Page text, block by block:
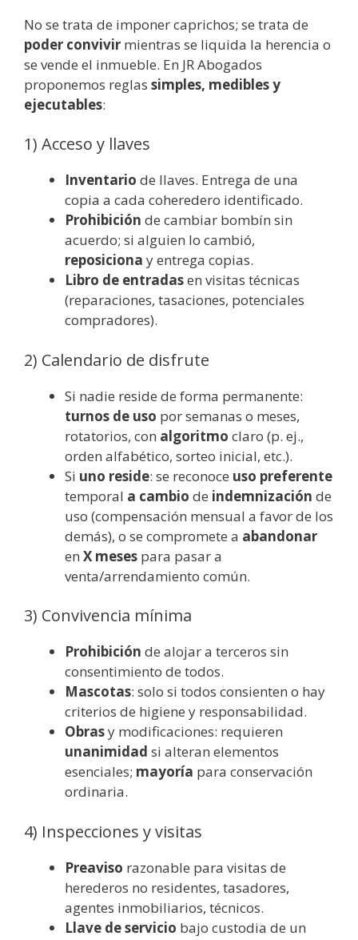
No se trata de imponer caprichos; se trata de
poder convivir mientras se liquida la herencia o
se vende el inmueble. En JR Abogados
proponemos reglas simples, medibles y
ejecutables:
1) Acceso y llaves
Inventario de llaves. Entrega de una
copia a cada coheredero identificado.
Prohibición de cambiar bombín sin
acuerdo; si alguien lo cambió,
reposiciona y entrega copias.
Libro de entradasen visitas técnicas
(reparaciones, tasaciones, potenciales
compradores).
2) Calendario de disfrute
Si nadie reside de forma permanente:
turnos de uso por semanas o meses,
rotatorios, con algoritmo claro (p. ej.,
orden alfabético, sorteo inicial, etc.).
Si uno reside: se reconoce uso preferente
temporal a cambio de indemnización de
uso (compensación mensual a favor de los
demás), o se compromete a abandonar
en X meses para pasar a
venta/arrendamiento común.
3) Convivencia mínima
Prohibición de alojar a terceros sin
consentimiento de todos.
Mascotas: solo si todos consienten o hay
criterios de higiene y responsabilidad.
Obrasy modificaciones: requieren
unanimidad si alteran elementos
esenciales; mayoría para conservación
ordinaria.
4) Inspecciones y visitas
Preaviso razonable para visitas de
herederos no residentes, tasadores,
agentes inmobiliarios, técnicos.
Llave de servicio bajo custodia de un